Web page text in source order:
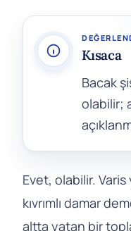
Kısaca
Bacak
olabilir;
Evet, olabilir.
kıvrımlı damar
altta yatan bir